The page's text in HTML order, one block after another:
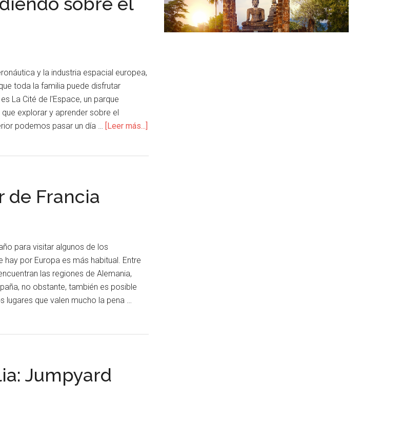
y la industria espacial europea,
toda la familia puede disfrutar
La Cité de l'Espace, un parque
explorar y aprender sobre el
podemos pasar un día … [Leer más...]
de Francia
para visitar algunos de los
por Europa es más habitual. Entre
las regiones de Alemania,
no obstante, también es posible
lugares que valen mucho la pena …
Jumpyard